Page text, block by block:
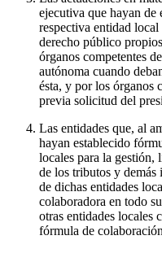
ejecutiva que hayan de
respectiva entidad
derecho público
órganos competentes
autónoma cuando
ésta, y por los órganos
previa solicitud del
Las entidades que, al
hayan establecido
locales para la gestión,
de los tributos y demás
de dichas entidades
colaboradora en todo
otras entidades locales
fórmula de